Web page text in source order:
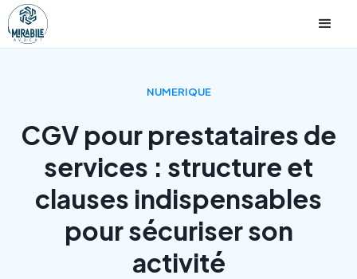
NUMERIQUE
CGV pour prestataires de
services : structure et
clauses indispensables
pour sécuriser son
activité